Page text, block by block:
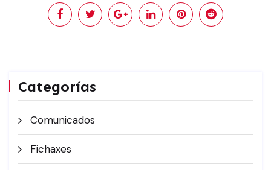
Categorías
Comunicados
Fichaxes